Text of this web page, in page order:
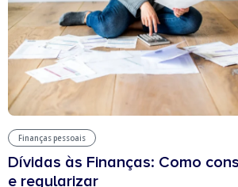
Finanças pessoais
Dívidas às Finanças: Como
e regularizar